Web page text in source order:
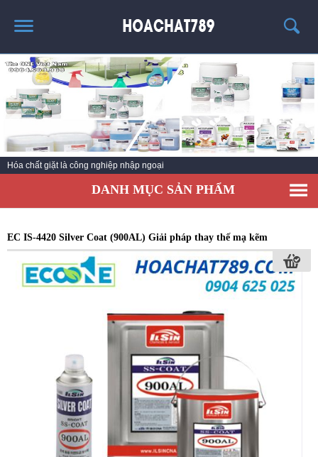
TRANG CHỦ
SẢN PHẨM HÓT
THÔNG TIN VỀ HÓA CHẤT
TIN TỨC
SẢN PHẨM
Hóa chất giặt là công nghiệp nhập ngoại
DANH MỤC SẢN PHẨM
EC IS-4420 Silver Coat (900AL) Giải pháp thay thế mạ kẽm